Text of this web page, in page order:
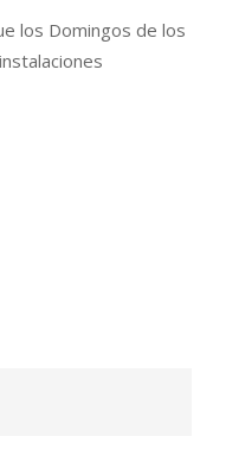
los Domingos de los